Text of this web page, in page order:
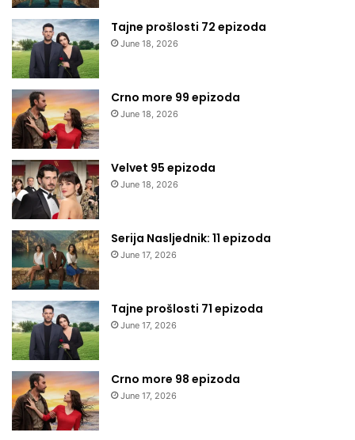
Tajne prošlosti 72 epizoda
June 18, 2026
Crno more 99 epizoda
June 18, 2026
Velvet 95 epizoda
June 18, 2026
Serija Nasljednik: 11 epizoda
June 17, 2026
Tajne prošlosti 71 epizoda
June 17, 2026
Crno more 98 epizoda
June 17, 2026